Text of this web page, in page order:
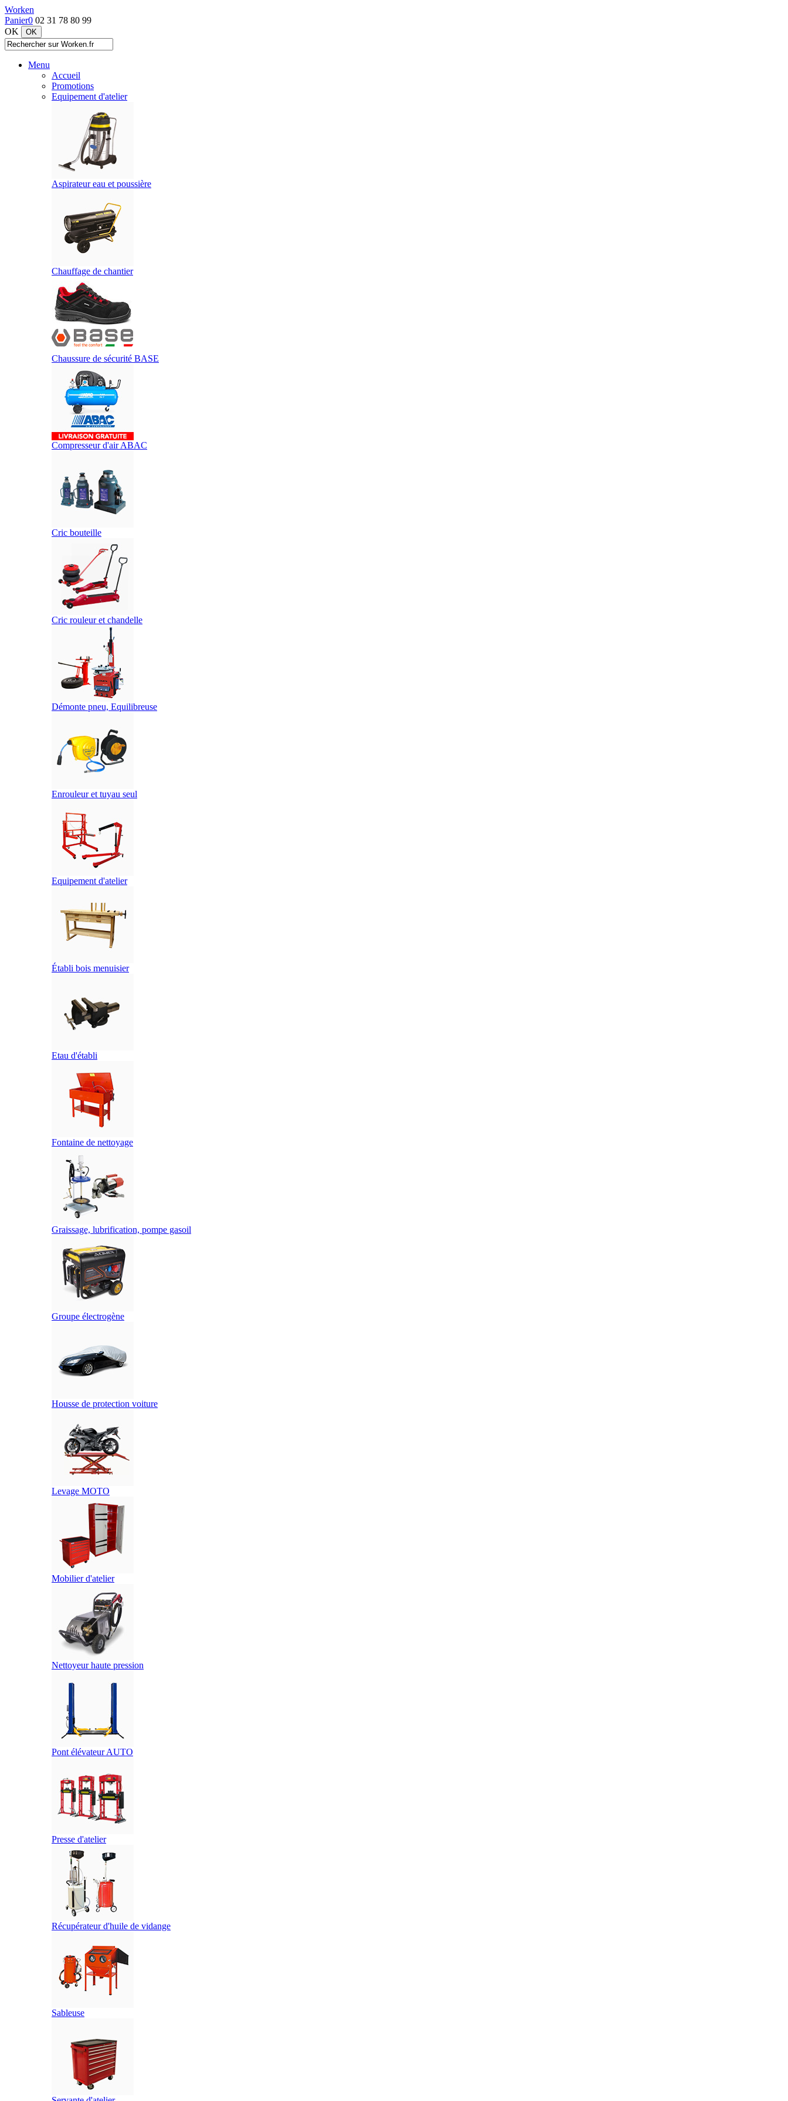
Worken
Panier0 02 31 78 80 99
OK
Menu
Accueil
Promotions
Equipement d'atelier
Aspirateur eau et poussière
Chauffage de chantier
Chaussure de sécurité BASE
Compresseur d'air ABAC
Cric bouteille
Cric rouleur et chandelle
Démonte pneu, Equilibreuse
Enrouleur et tuyau seul
Equipement d'atelier
Établi bois menuisier
Etau d'établi
Fontaine de nettoyage
Graissage, lubrification, pompe gasoil
Groupe électrogène
Housse de protection voiture
Levage MOTO
Mobilier d'atelier
Nettoyeur haute pression
Pont élévateur AUTO
Presse d'atelier
Récupérateur d'huile de vidange
Sableuse